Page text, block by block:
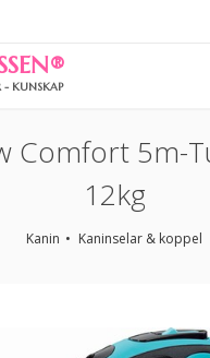
®
- KUNSKAP
Comfort 5m-
12kg
Kanin Kaninselar & koppel